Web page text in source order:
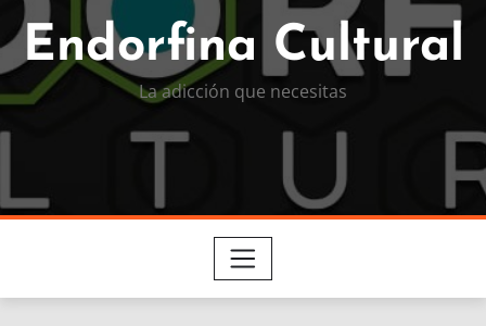
Endorfina Cultural
La adicción que necesitas